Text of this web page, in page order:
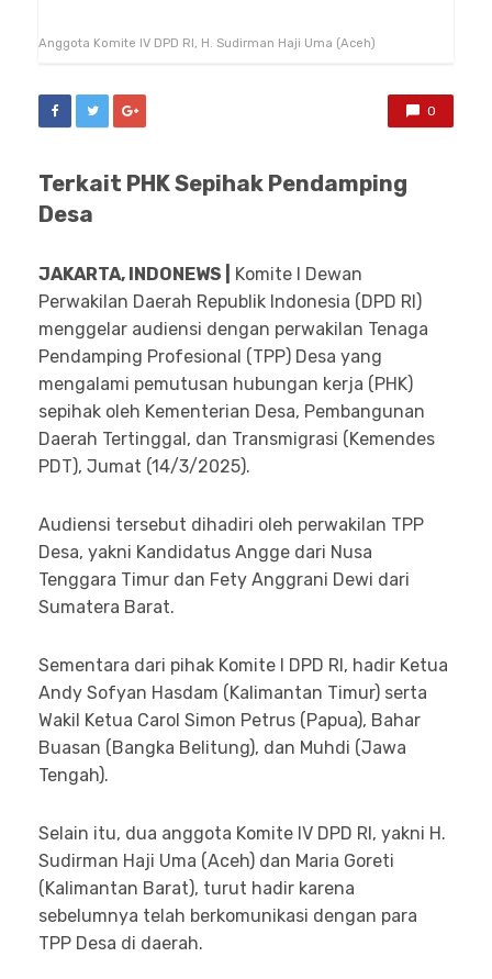
Anggota Komite IV DPD RI, H. Sudirman Haji Uma (Aceh)
0
Terkait PHK Sepihak Pendamping
Desa
JAKARTA, INDONEWS |
Komite I Dewan
Perwakilan Daerah Republik Indonesia (DPD RI)
menggelar audiensi dengan perwakilan Tenaga
Pendamping Profesional (TPP) Desa yang
mengalami pemutusan hubungan kerja (PHK)
sepihak oleh Kementerian Desa, Pembangunan
Daerah Tertinggal, dan Transmigrasi (Kemendes
PDT), Jumat (14/3/2025).
Audiensi tersebut dihadiri oleh perwakilan TPP
Desa, yakni Kandidatus Angge dari Nusa
Tenggara Timur dan Fety Anggrani Dewi dari
Sumatera Barat.
Sementara dari pihak Komite I DPD RI, hadir Ketua
Andy Sofyan Hasdam (Kalimantan Timur) serta
Wakil Ketua Carol Simon Petrus (Papua), Bahar
Buasan (Bangka Belitung), dan Muhdi (Jawa
Tengah).
Selain itu, dua anggota Komite IV DPD RI, yakni H.
Sudirman Haji Uma (Aceh) dan Maria Goreti
(Kalimantan Barat), turut hadir karena
sebelumnya telah berkomunikasi dengan para
TPP Desa di daerah.